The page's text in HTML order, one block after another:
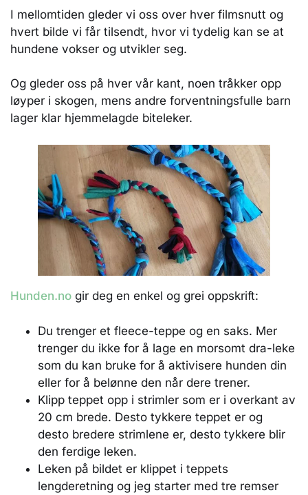
I mellomtiden gleder vi oss over hver filmsnutt og
hvert bilde vi får tilsendt, hvor vi tydelig kan se at
hundene vokser og utvikler seg.
Og gleder oss på hver vår kant, noen tråkker opp
løyper i skogen, mens andre forventningsfulle barn
lager klar hjemmelagde biteleker.
Hunden.no gir deg en enkel og grei oppskrift:
Du trenger et fleece-teppe og en saks. Mer
trenger du ikke for å lage en morsomt dra-leke
som du kan bruke for å aktivisere hunden din
eller for å belønne den når dere trener.
Klipp teppet opp i strimler som er i overkant av
20 cm brede. Desto tykkere teppet er og
desto bredere strimlene er, desto tykkere blir
den ferdige leken.
Leken på bildet er klippet i teppets
lengderetning og jeg starter med tre remser